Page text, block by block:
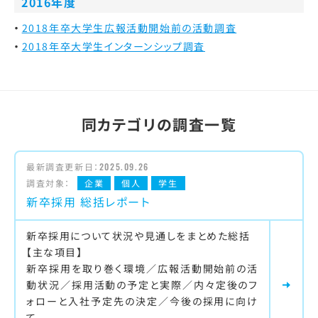
2018年卒大学生広報活動開始前の活動調査
2018年卒大学生インターンシップ調査
同カテゴリの調査一覧
最新調査更新日： 2025.09.26
調査対象：
企業 個人 学生
新卒採用 総括レポート
新卒採用について状況や見通しをまとめた総括
【主な項目】
新卒採用を取り巻く環境／広報活動開始前の活
動状況／採用活動の予定と実際／内々定後のフ
ォローと入社予定先の決定／今後の採用に向け